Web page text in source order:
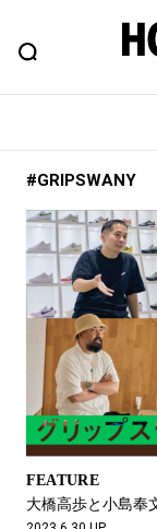
ヒップなファ
#注目のタグ
#SHOPPING
#ESSENTIAL
#NEW
#路地裏てぃ
#GH 銘品の
#Commune
#ととけん
#LIFESTYLE
#SPORTS
#GRIPSWANY
FEATURE
大橋高歩と小島奉